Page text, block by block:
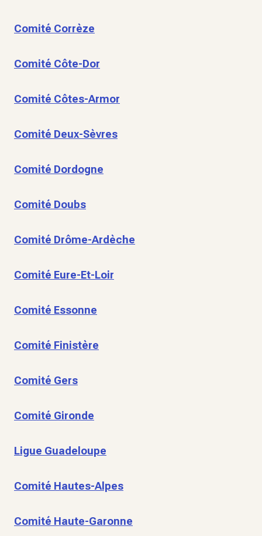
Comité Corrèze
Comité Côte-Dor
Comité Côtes-Armor
Comité Deux-Sèvres
Comité Dordogne
Comité Doubs
Comité Drôme-Ardèche
Comité Eure-Et-Loir
Comité Essonne
Comité Finistère
Comité Gers
Comité Gironde
Ligue Guadeloupe
Comité Hautes-Alpes
Comité Haute-Garonne